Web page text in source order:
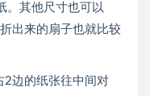
其他尺寸也可以
出来的扇子也就比较
边的纸张往中间对